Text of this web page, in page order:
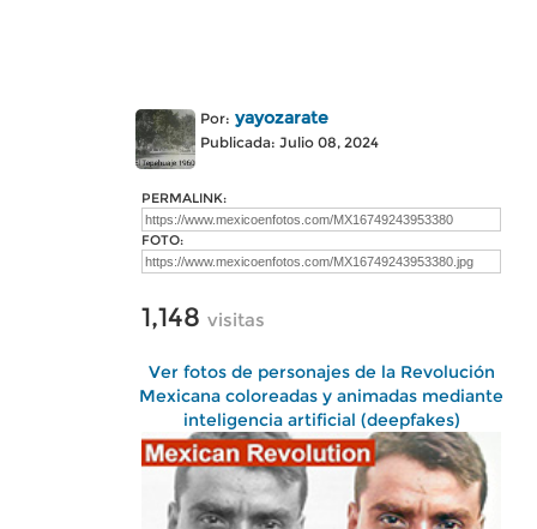
Por: yayozarate
Publicada: Julio 08, 2024
PERMALINK:
FOTO:
1,148 visitas
Ver fotos de personajes de la Revolución
Mexicana coloreadas y animadas mediante
inteligencia artificial (deepfakes)